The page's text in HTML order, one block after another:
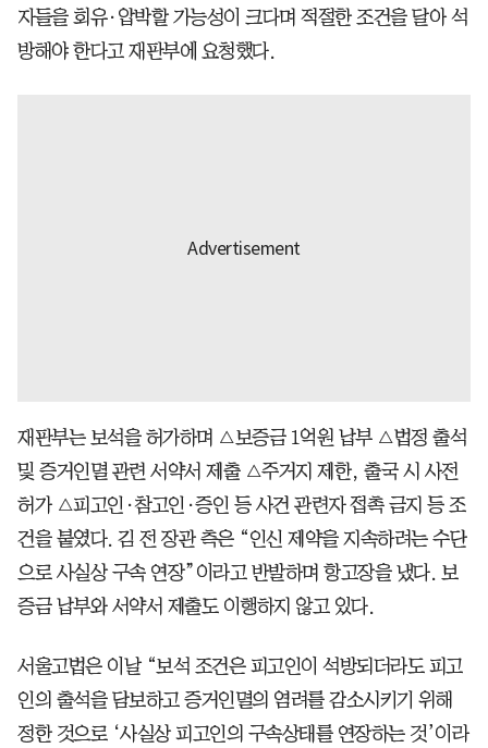
자들을 회유·압박할 가능성이 크다며 적절한 조건을 달아 석
방해야 한다고 재판부에 요청했다.
재판부는 보석을 허가하며 △보증금 1억원 납부 △법정 출석
및 증거인멸 관련 서약서 제출 △주거지 제한, 출국 시 사전
허가 △피고인·참고인·증인 등 사건 관련자 접촉 금지 등 조
건을 붙였다. 김 전 장관 측은 “인신 제약을 지속하려는 수단
으로 사실상 구속 연장”이라고 반발하며 항고장을 냈다. 보
증금 납부와 서약서 제출도 이행하지 않고 있다.
서울고법은 이날 “보석 조건은 피고인이 석방되더라도 피고
인의 출석을 담보하고 증거인멸의 염려를 감소시키기 위해
정한 것으로 ‘사실상 피고인의 구속상태를 연장하는 것’이라